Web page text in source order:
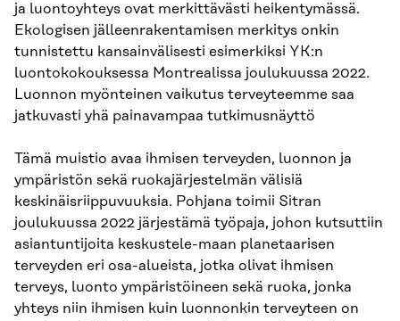
ja luontoyhteys ovat merkittävästi heikentymässä.
Ekologisen jälleenrakentamisen merkitys onkin
tunnistettu kansainvälisesti esimerkiksi YK:n
luontokokouksessa Montrealissa joulukuussa 2022.
Luonnon myönteinen vaikutus terveyteemme saa
jatkuvasti yhä painavampaa tutkimusnäyttö
Tämä muistio avaa ihmisen terveyden, luonnon ja
ympäristön sekä ruokajärjestelmän välisiä
keskinäisriippuvuuksia. Pohjana toimii Sitran
joulukuussa 2022 järjestämä työpaja, johon kutsuttiin
asiantuntijoita keskustele-maan planetaarisen
terveyden eri osa-alueista, jotka olivat ihmisen
terveys, luonto ympäristöineen sekä ruoka, jonka
yhteys niin ihmisen kuin luonnonkin terveyteen on